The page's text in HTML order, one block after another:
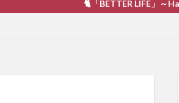
🐈「BETTER LIFE」～Happiness to